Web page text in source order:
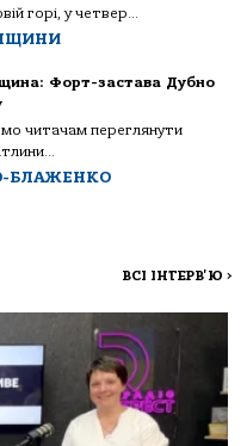
горі, у четвер...
Форт-застава Дубно
читачам переглянути
БЛАЖЕНКО
ВСІ ІНТЕРВ'Ю >